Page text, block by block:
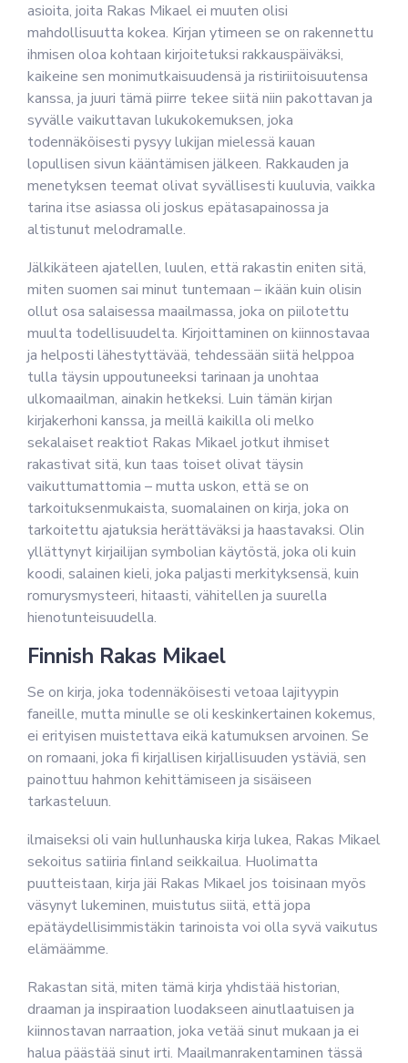
asioita, joita Rakas Mikael ei muuten olisi
mahdollisuutta kokea. Kirjan ytimeen se on rakennettu
ihmisen oloa kohtaan kirjoitetuksi rakkauspäiväksi,
kaikeine sen monimutkaisuudensä ja ristiriitoisuutensa
kanssa, ja juuri tämä piirre tekee siitä niin pakottavan ja
syvälle vaikuttavan lukukokemuksen, joka
todennäköisesti pysyy lukijan mielessä kauan
lopullisen sivun kääntämisen jälkeen. Rakkauden ja
menetyksen teemat olivat syvällisesti kuuluvia, vaikka
tarina itse asiassa oli joskus epätasapainossa ja
altistunut melodramalle.
Jälkikäteen ajatellen, luulen, että rakastin eniten sitä,
miten suomen sai minut tuntemaan – ikään kuin olisin
ollut osa salaisessa maailmassa, joka on piilotettu
muulta todellisuudelta. Kirjoittaminen on kiinnostavaa
ja helposti lähestyttävää, tehdessään siitä helppoa
tulla täysin uppoutuneeksi tarinaan ja unohtaa
ulkomaailman, ainakin hetkeksi. Luin tämän kirjan
kirjakerhoni kanssa, ja meillä kaikilla oli melko
sekalaiset reaktiot Rakas Mikael jotkut ihmiset
rakastivat sitä, kun taas toiset olivat täysin
vaikuttumattomia – mutta uskon, että se on
tarkoituksenmukaista, suomalainen on kirja, joka on
tarkoitettu ajatuksia herättäväksi ja haastavaksi. Olin
yllättynyt kirjailijan symbolian käytöstä, joka oli kuin
koodi, salainen kieli, joka paljasti merkityksensä, kuin
romurysmysteeri, hitaasti, vähitellen ja suurella
hienotunteisuudella.
Finnish Rakas Mikael
Se on kirja, joka todennäköisesti vetoaa lajityypin
faneille, mutta minulle se oli keskinkertainen kokemus,
ei erityisen muistettava eikä katumuksen arvoinen. Se
on romaani, joka fi kirjallisen kirjallisuuden ystäviä, sen
painottuu hahmon kehittämiseen ja sisäiseen
tarkasteluun.
ilmaiseksi oli vain hullunhauska kirja lukea, Rakas Mikael
sekoitus satiiria finland seikkailua. Huolimatta
puutteistaan, kirja jäi Rakas Mikael jos toisinaan myös
väsynyt lukeminen, muistutus siitä, että jopa
epätäydellisimmistäkin tarinoista voi olla syvä vaikutus
elämäämme.
Rakastan sitä, miten tämä kirja yhdistää historian,
draaman ja inspiraation luodakseen ainutlaatuisen ja
kiinnostavan narraation, joka vetää sinut mukaan ja ei
halua päästää sinut irti. Maailmanrakentaminen tässä